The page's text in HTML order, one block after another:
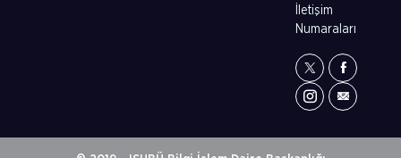
İletişim
Numaraları